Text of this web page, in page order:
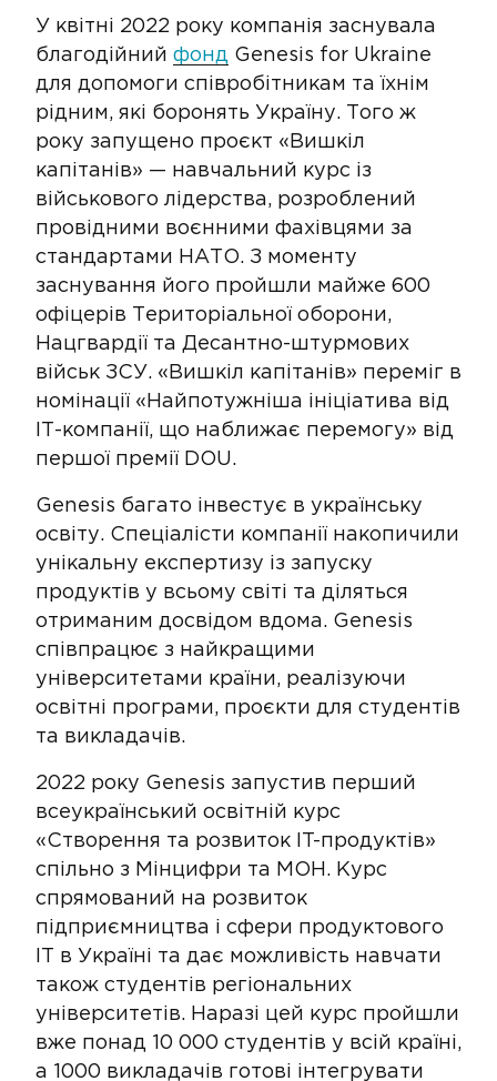
У квітні 2022 року компанія заснувала
благодійний фонд Genesis for Ukraine
для допомоги співробітникам та їхнім
рідним, які боронять Україну. Того ж
року запущено проєкт «Вишкіл
капітанів» — навчальний курс із
військового лідерства, розроблений
провідними воєнними фахівцями за
стандартами НАТО. З моменту
заснування його пройшли майже 600
офіцерів Територіальної оборони,
Нацгвардії та Десантно-штурмових
військ ЗСУ. «Вишкіл капітанів» переміг в
номінації «Найпотужніша ініціатива від
ІТ-компанії, що наближає перемогу» від
першої премії DOU.
Genesis багато інвестує в українську
освіту. Спеціалісти компанії накопичили
унікальну експертизу із запуску
продуктів у всьому світі та діляться
отриманим досвідом вдома. Genesis
співпрацює з найкращими
університетами країни, реалізуючи
освітні програми, проєкти для студентів
та викладачів.
2022 року Genesis запустив перший
всеукраїнський освітній курс
«Створення та розвиток IT-продуктів»
спільно з Мінцифри та МОН. Курс
спрямований на розвиток
підприємництва і сфери продуктового
IT в Україні та дає можливість навчати
також студентів регіональних
університетів. Наразі цей курс пройшли
вже понад 10 000 студентів у всій країні,
а 1000 викладачів готові інтегрувати